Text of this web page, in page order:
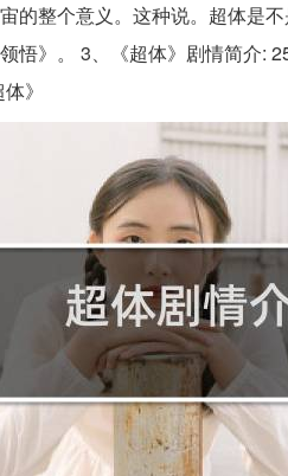
的整个意义。这种说。超体是
悟》。 3、《超体》剧情简介:
》